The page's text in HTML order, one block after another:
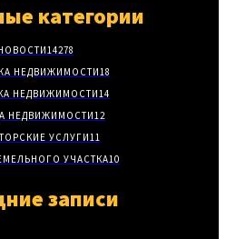
категории
14278
НЕДВИЖИМОСТИ18
НЕДВИЖИМОСТИ14
НЕДВИЖИМОСТИ12
УСЛУГИ11
УЧАСТКА10
записи